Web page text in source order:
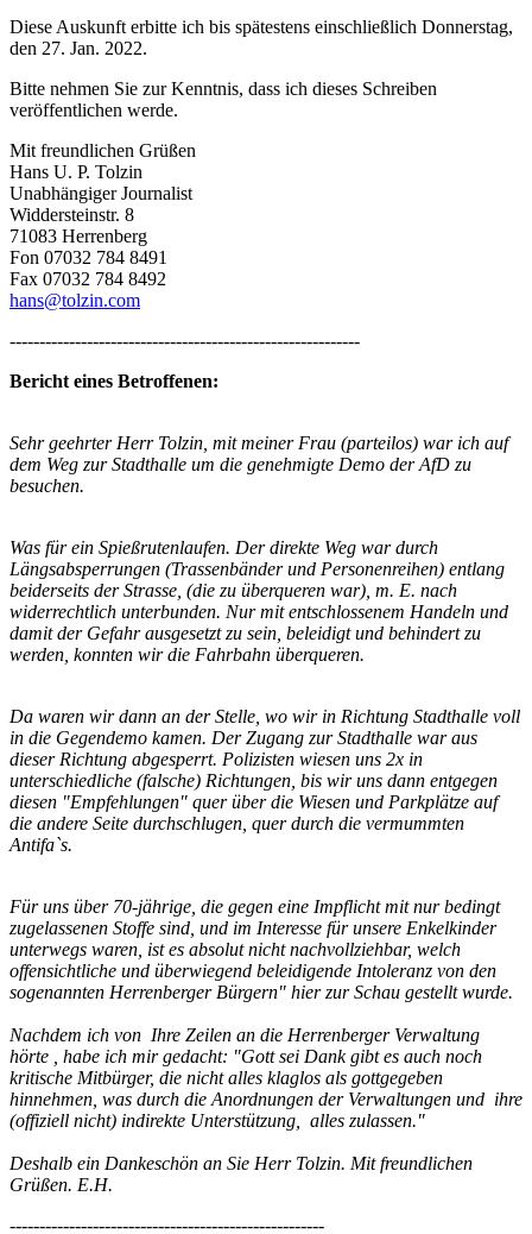
Diese Auskunft erbitte ich bis spätestens einschließlich Donnerstag,
den 27. Jan. 2022.
Bitte nehmen Sie zur Kenntnis, dass ich dieses Schreiben
veröffentlichen werde.
Mit freundlichen Grüßen
Hans U. P. Tolzin
Unabhängiger Journalist
Widdersteinstr. 8
71083 Herrenberg
Fon 07032 784 8491
Fax 07032 784 8492
hans@tolzin.com
-----------------------------------------------------------
Bericht eines Betroffenen:
Sehr geehrter Herr Tolzin, mit meiner Frau (parteilos) war ich auf
dem Weg zur Stadthalle um die genehmigte Demo der AfD zu
besuchen.
Was für ein Spießrutenlaufen. Der direkte Weg war durch
Längsabsperrungen (Trassenbänder und Personenreihen) entlang
beiderseits der Strasse, (die zu überqueren war), m. E. nach
widerrechtlich unterbunden. Nur mit entschlossenem Handeln und
damit der Gefahr ausgesetzt zu sein, beleidigt und behindert zu
werden, konnten wir die Fahrbahn überqueren.
Da waren wir dann an der Stelle, wo wir in Richtung Stadthalle voll
in die Gegendemo kamen. Der Zugang zur Stadthalle war aus
dieser Richtung abgesperrt. Polizisten wiesen uns 2x in
unterschiedliche (falsche) Richtungen, bis wir uns dann entgegen
diesen "Empfehlungen" quer über die Wiesen und Parkplätze auf
die andere Seite durchschlugen, quer durch die vermummten
Antifa`s.
Für uns über 70-jährige, die gegen eine Impflicht mit nur bedingt
zugelassenen Stoffe sind, und im Interesse für unsere Enkelkinder
unterwegs waren, ist es absolut nicht nachvollziehbar, welch
offensichtliche und überwiegend beleidigende Intoleranz von den
sogenannten Herrenberger Bürgern" hier zur Schau gestellt wurde.
Nachdem ich von Ihre Zeilen an die Herrenberger Verwaltung
hörte , habe ich mir gedacht: "Gott sei Dank gibt es auch noch
kritische Mitbürger, die nicht alles klaglos als gottgegeben
hinnehmen, was durch die Anordnungen der Verwaltungen und ihre
(offiziell nicht) indirekte Unterstützung, alles zulassen."
Deshalb ein Dankeschön an Sie Herr Tolzin. Mit freundlichen
Grüßen. E.H.
-----------------------------------------------------